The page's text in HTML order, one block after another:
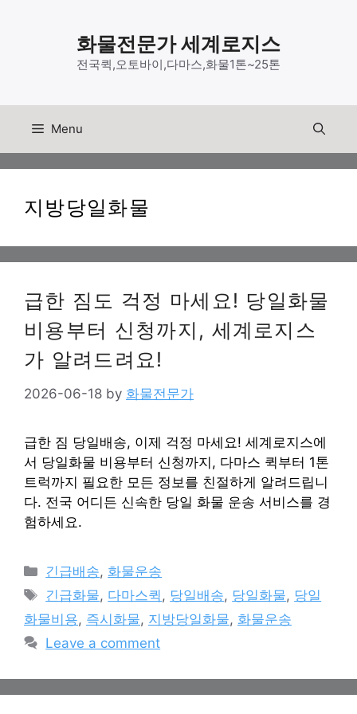
화물전문가 세계로지스
전국퀵,오토바이,다마스,화물1톤~25톤
Menu
지방당일화물
급한 짐도 걱정 마세요! 당일화물
비용부터 신청까지, 세계로지스
가 알려드려요!
2026-06-18 by 화물전문가
급한 짐 당일배송, 이제 걱정 마세요! 세계로지스에
서 당일화물 비용부터 신청까지, 다마스 퀵부터 1톤
트럭까지 필요한 모든 정보를 친절하게 알려드립니
다. 전국 어디든 신속한 당일 화물 운송 서비스를 경
험하세요.
Categories
긴급배송, 화물운송
Tags
긴급화물, 다마스퀵 , 당일배송, 당일화물, 당일
화물비용, 즉시화물, 지방당일화물, 화물운송
Leave a comment